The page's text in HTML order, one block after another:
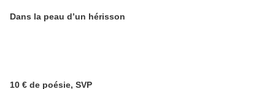
Dans la peau d’un hérisson
10 € de poésie, SVP